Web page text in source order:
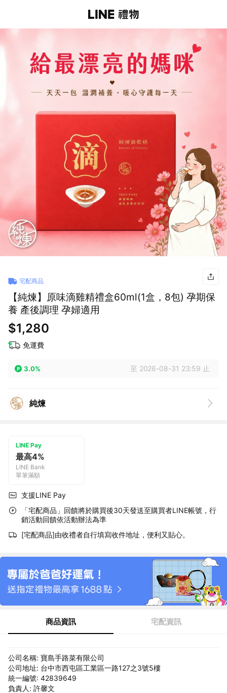
宅配商品
【純煉】原味滴雞精禮盒60ml(1盒，8包) 孕期保
養 產後調理 孕婦適用
$1,280
免運費
3.0% 至 2026-08-31 23:59 止
純煉
LINE Pay
最高4%
LINE Bank
單筆滿額
支援LINE Pay
「宅配商品」回饋將於購買後30天發送至購買者LINE帳號，行
銷活動回饋依活動辦法為準
[宅配商品]由收禮者自行填寫收件地址，便利又貼心。
商品資訊 宅配資訊
公司名稱: 寶島手路菜有限公司
公司地址: 台中市西屯區工業區一路127之3號5樓
統一編號: 42839649
負責人: 許馨文